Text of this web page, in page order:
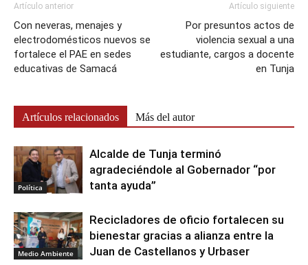
Artículo anterior
Con neveras, menajes y
electrodomésticos nuevos se
fortalece el PAE en sedes
educativas de Samacá
Artículo siguiente
Por presuntos actos de
violencia sexual a una
estudiante, cargos a docente
en Tunja
Artículos relacionados Más del autor
Política
Alcalde de Tunja terminó
agradeciéndole al Gobernador “por
tanta ayuda”
Medio Ambiente
Recicladores de oficio fortalecen su
bienestar gracias a alianza entre la
Juan de Castellanos y Urbaser